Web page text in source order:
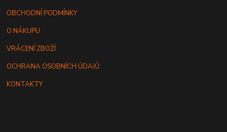
OBCHODNÍ PODMÍNKY
O NÁKUPU
VRÁCENÍ ZBOŽÍ
OCHRANA OSOBNÍCH ÚDAJŮ
KONTAKTY